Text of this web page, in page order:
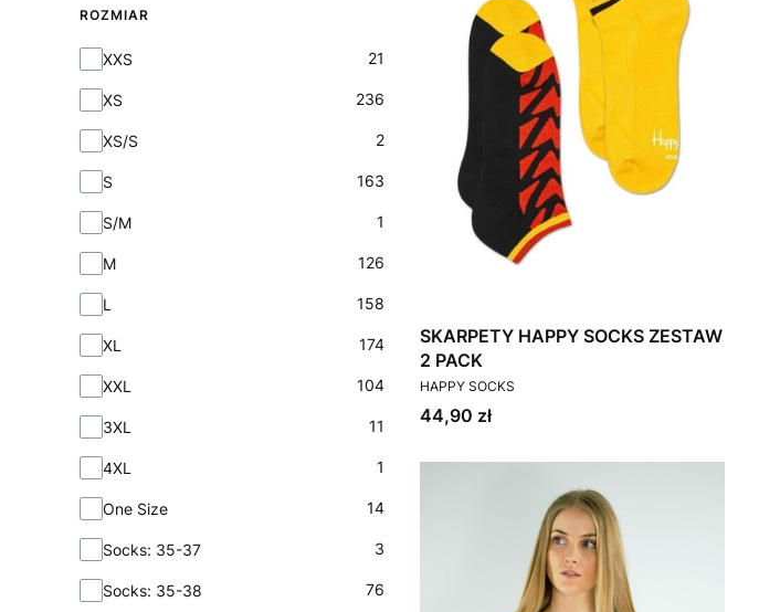
ROZMIAR
Rozmiar
XXS 21
XS 236
XS/S 2
S 163
S/M 1
M 126
L 158
XL 174
XXL 104
3XL 11
4XL 1
One Size 14
Socks: 35-37 3
Socks: 35-38 76
SKARPETY HAPPY SOCKS ZESTAW
2 PACK
PRODUCENT
HAPPY SOCKS
Cena
44,90 zł